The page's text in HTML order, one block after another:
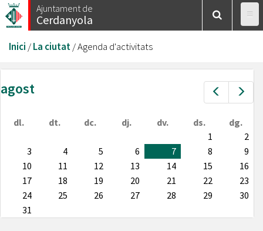
Vés
al
Ajuntament de
Cerdanyola
Esteu
aquí
Inici /La ciutat/Agenda d'activitats
Prev
agost
dl. dt. dc. dj. dv. ds.
dg.
1
2
3
4 5 6 7 8
9
10
11 12 13 14 15
16
17
18 19 20 21 22
23
24
25 26 27 28 29
30
31